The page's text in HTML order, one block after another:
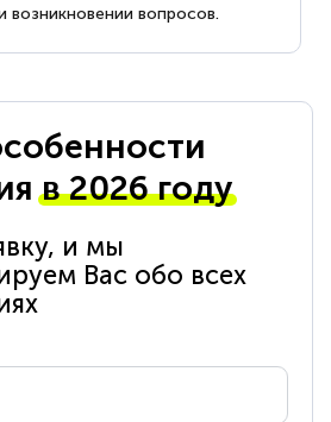
возникновении вопросов.
в 2026 году
и мы
Вас обо всех